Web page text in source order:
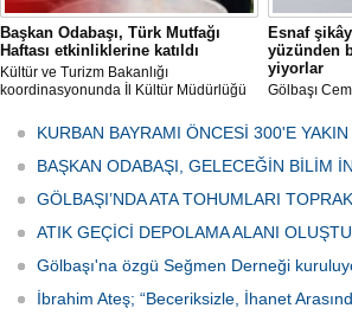
Başkan Odabaşı, Türk Mutfağı
Haftası etkinliklerine katıldı
Kültür ve Turizm Bakanlığı
koordinasyonunda İl Kültür Müdürlüğü
Haftası" etkinlikleri Ankara'da devam
ediyor.
Esnaf
yüzünden
yiyorlar
Gölbaşı
bulunan
vatandaşlar
canından
KURBAN BAYRAMI ÖNCESİ 300'E
BAŞKAN ODABAŞI, GELECEĞİN BİLİM
GÖLBAŞI’NDA ATA TOHUMLARI
ATIK GEÇİCİ DEPOLAMA ALANI
Gölbaşı'na özgü Seğmen Derneği
İbrahim Ateş; “Beceriksizle, İhanet